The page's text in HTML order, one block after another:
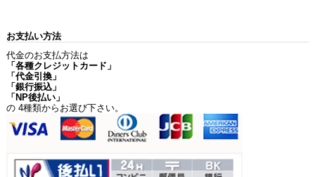
お支払い方法
代金のお支払方法は
「各種クレジットカード」
「代金引換」
「銀行振込」
「NP後払い」
の 4種類からお選び下さい。